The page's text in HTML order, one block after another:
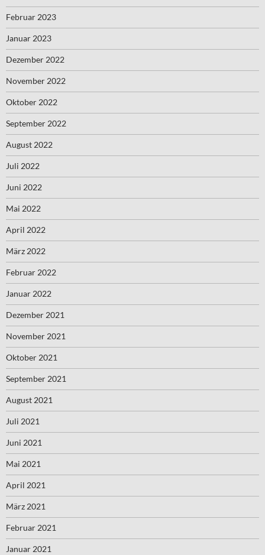
Februar 2023
Januar 2023
Dezember 2022
November 2022
Oktober 2022
September 2022
August 2022
Juli 2022
Juni 2022
Mai 2022
April 2022
März 2022
Februar 2022
Januar 2022
Dezember 2021
November 2021
Oktober 2021
September 2021
August 2021
Juli 2021
Juni 2021
Mai 2021
April 2021
März 2021
Februar 2021
Januar 2021